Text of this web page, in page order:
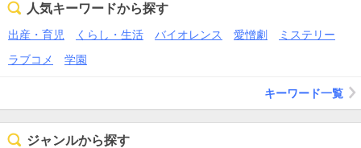
人気キーワードから探す
出産・育児 くらし・生活 バイオレンス 愛憎劇
ミステリー
ラブコメ
学園
キーワード一覧
ジャンルから探す